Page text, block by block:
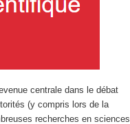
centrale dans le débat
(y compris lors de la
recherches en sciences